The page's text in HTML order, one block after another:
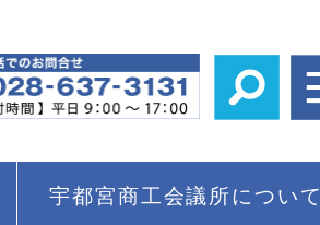
宇都宮商工会議所について